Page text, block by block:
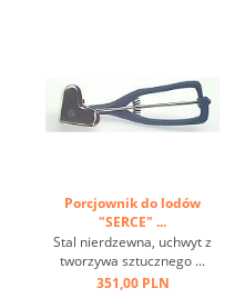
Porcjownik do lodów
"SERCE" ...
Stal nierdzewna, uchwyt z
tworzywa sztucznego ...
351,00 PLN